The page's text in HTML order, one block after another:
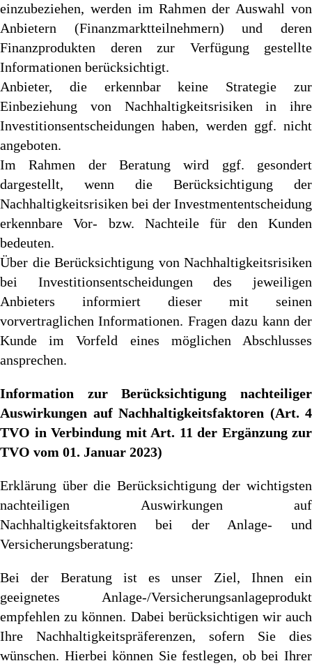
einzubeziehen, werden im Rahmen der Auswahl von
Anbietern (Finanzmarktteilnehmern) und deren
Finanzprodukten deren zur Verfügung gestellte
Informationen berücksichtigt.
Anbieter, die erkennbar keine Strategie zur
Einbeziehung von Nachhaltigkeitsrisiken in ihre
Investitionsentscheidungen haben, werden ggf. nicht
angeboten.
Im Rahmen der Beratung wird ggf. gesondert
dargestellt, wenn die Berücksichtigung der
Nachhaltigkeitsrisiken bei der Investmententscheidung
erkennbare Vor- bzw. Nachteile für den Kunden
bedeuten.
Über die Berücksichtigung von Nachhaltigkeitsrisiken
bei Investitionsentscheidungen des jeweiligen
Anbieters informiert dieser mit seinen
vorvertraglichen Informationen. Fragen dazu kann der
Kunde im Vorfeld eines möglichen Abschlusses
ansprechen.
Information zur Berücksichtigung nachteiliger
Auswirkungen auf Nachhaltigkeitsfaktoren (Art. 4
TVO in Verbindung mit Art. 11 der Ergänzung zur
TVO vom 01. Januar 2023)
Erklärung über die Berücksichtigung der wichtigsten
nachteiligen Auswirkungen auf
Nachhaltigkeitsfaktoren bei der Anlage- und
Versicherungsberatung:
Bei der Beratung ist es unser Ziel, Ihnen ein
geeignetes Anlage-/Versicherungsanlageprodukt
empfehlen zu können. Dabei berücksichtigen wir auch
Ihre Nachhaltigkeitspräferenzen, sofern Sie dies
wünschen. Hierbei können Sie festlegen, ob bei Ihrer